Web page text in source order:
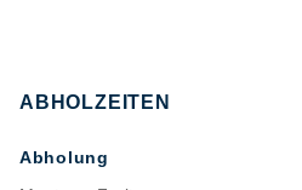
ABHOLZEITEN
Abholung